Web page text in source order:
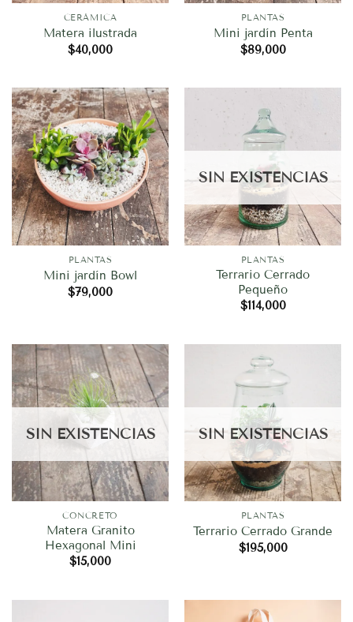
CERÁMICA
Matera ilustrada
$40,000
PLANTAS
Mini jardín Penta
$89,000
PLANTAS
Mini jardín Bowl
$79,000
SIN EXISTENCIAS
PLANTAS
Terrario Cerrado
Pequeño
$114,000
SIN EXISTENCIAS
CONCRETO
Matera Granito
Hexagonal Mini
$15,000
SIN EXISTENCIAS
PLANTAS
Terrario Cerrado Grande
$195,000